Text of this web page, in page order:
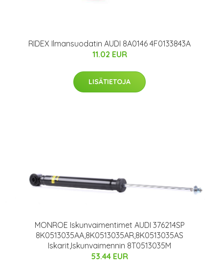
RIDEX Ilmansuodatin AUDI 8A0146 4F0133843A
11.02 EUR
LISÄTIETOJA
MONROE Iskunvaimentimet AUDI 376214SP
8K0513035AA,8K0513035AR,8K0513035AS
Iskarit,Iskunvaimennin 8T0513035M
53.44 EUR